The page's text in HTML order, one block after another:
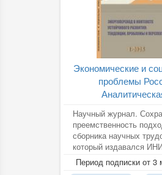
Экономические и
проблемы
Научный журнал.
преемственность
сборника научных
который издавался
1998 г. Содержит
и рецензии....
Период подписки от 3